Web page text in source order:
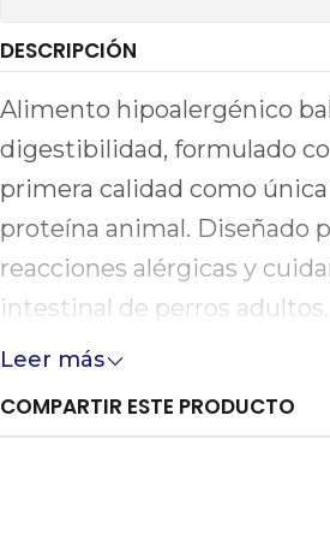
DESCRIPCIÓN
Alimento hipoalergénico
digestibilidad, formulado
primera calidad como
proteína animal. Diseñado
reacciones alérgicas y
intestinal de perros
que aporta energía estable,
Leer más
COMPARTIR ESTE PRODUCTO